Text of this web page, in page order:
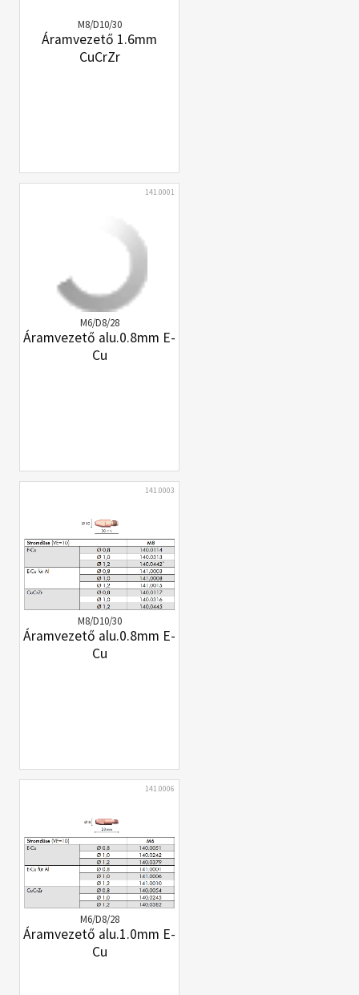
M8/D10/30
Áramvezető 1.6mm
CuCrZr
141.0001
M6/D8/28
Áramvezető alu.0.8mm E-
Cu
141.0003
M8/D10/30
Áramvezető alu.0.8mm E-
Cu
141.0006
M6/D8/28
Áramvezető alu.1.0mm E-
Cu